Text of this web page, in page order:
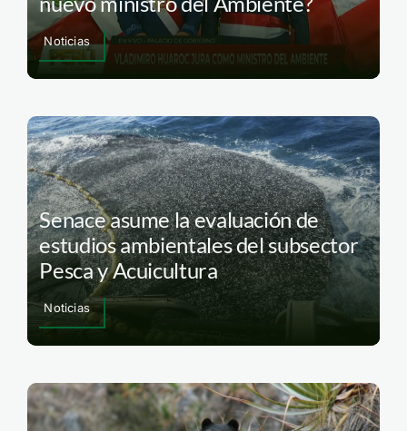
Noticias
Senace asume la evaluación de
estudios ambientales del subsector
Pesca y Acuicultura
Noticias